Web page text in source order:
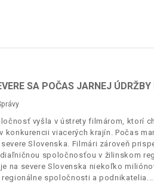
SA POČAS JARNEJ
vyšla v ústrety filmárom, ktorí
konkurencii viacerých krajín. Počas
Slovenska. Filmári zároveň
spoločnosťou v žilinskom
na severe Slovenska niekoľko
spoločnosti a podnikatelia.